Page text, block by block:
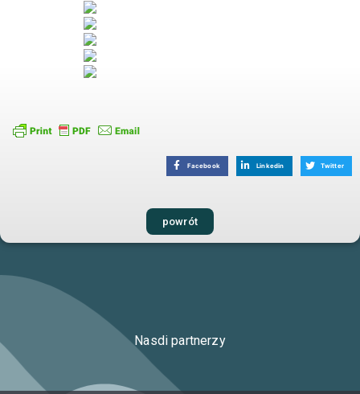
Facebook Linkedin Twitter
powrót
Nasdi partnerzy